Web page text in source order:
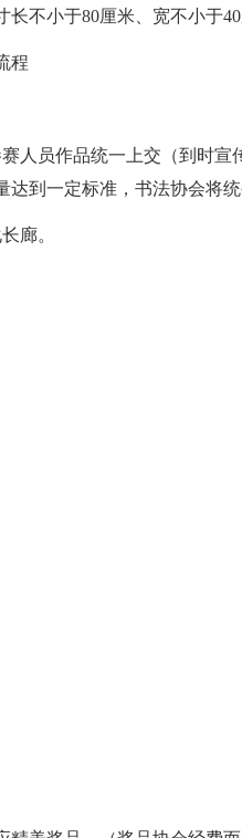
长不小于80厘米、宽不小于40
程
赛人员作品统一上交（到时
达到一定标准，书法协会将统
廊。